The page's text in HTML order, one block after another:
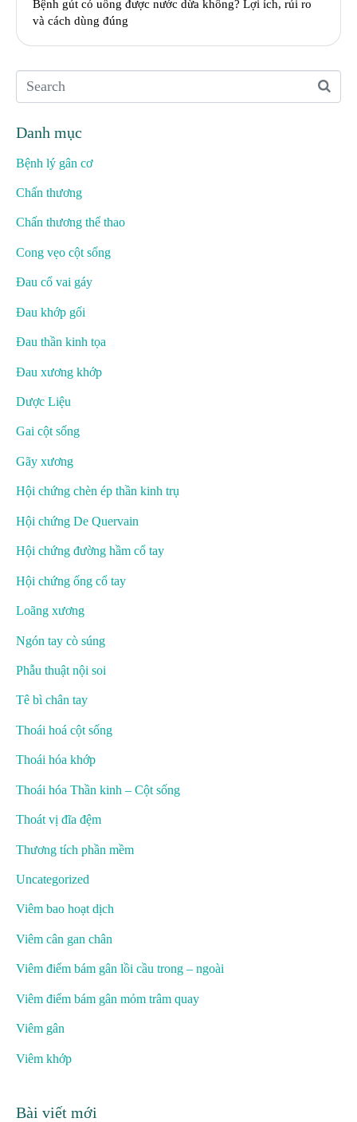
Bệnh gút có uống được nước dừa không? Lợi ích, rủi ro
và cách dùng đúng
Danh mục
Bệnh lý gân cơ
Chấn thương
Chấn thương thể thao
Cong vẹo cột sống
Đau cổ vai gáy
Đau khớp gối
Đau thần kinh tọa
Đau xương khớp
Dược Liệu
Gai cột sống
Gãy xương
Hội chứng chèn ép thần kinh trụ
Hội chứng De Quervain
Hội chứng đường hầm cổ tay
Hội chứng ống cổ tay
Loãng xương
Ngón tay cò súng
Phẫu thuật nội soi
Tê bì chân tay
Thoái hoá cột sống
Thoái hóa khớp
Thoái hóa Thần kinh – Cột sống
Thoát vị đĩa đệm
Thương tích phần mềm
Uncategorized
Viêm bao hoạt dịch
Viêm cân gan chân
Viêm điểm bám gân lồi cầu trong – ngoài
Viêm điểm bám gân mỏm trâm quay
Viêm gân
Viêm khớp
Bài viết mới